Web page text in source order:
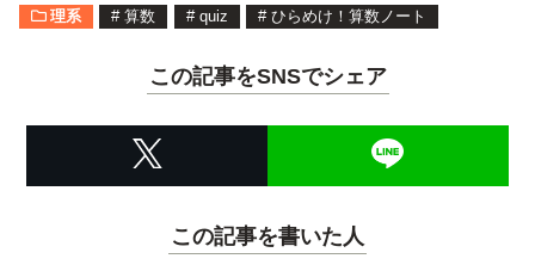
理系 # 算数 # quiz # ひらめけ！算数ノート
この記事をSNSでシェア
この記事を書いた人